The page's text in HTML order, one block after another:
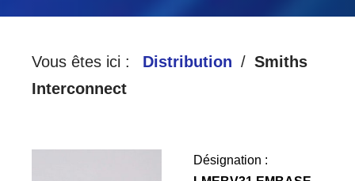
Vous êtes ici : Distribution
Smiths
Interconnect
Désignation :